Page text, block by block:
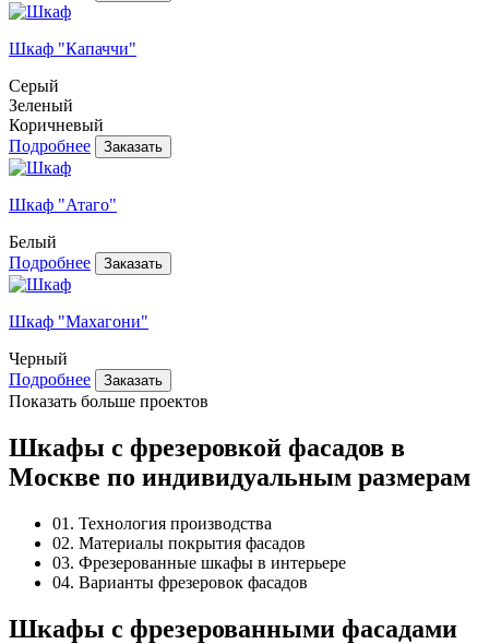
Шкаф "Капаччи"
Серый
Зеленый
Коричневый
Подробнее
Шкаф "Атаго"
Белый
Подробнее
Шкаф "Махагони"
Черный
Подробнее
Показать больше проектов
Шкафы с фрезеровкой фасадов в
Москве по индивидуальным размерам
01. Технология производства
02. Материалы покрытия фасадов
03. Фрезерованные шкафы в интерьере
04. Варианты фрезеровок фасадов
Шкафы с фрезерованными фасадами